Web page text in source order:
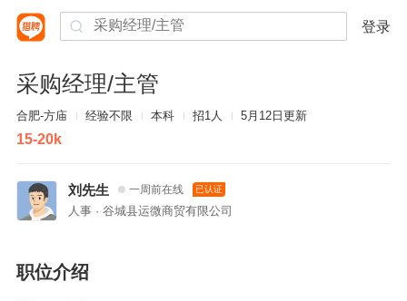
登录
采购经理/主管
合肥-方庙 经验不限 本科 招1人 5月12日更新
15-20k
刘先生 一周前在线 已认证
人事 · 谷城县运微商贸有限公司
职位介绍